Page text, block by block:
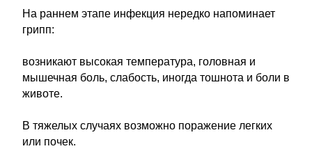
На раннем этапе инфекция нередко напоминает
грипп:
возникают высокая температура, головная и
мышечная боль, слабость, иногда тошнота и боли в
животе.
В тяжелых случаях возможно поражение легких
или почек.